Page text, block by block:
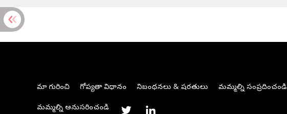
మా గురించి గోప్యతా విధానం నిబంధనలు & షరతులు మమ్మల్ని సంప్రదించండి
మమ్మల్ని అనుసరించండి